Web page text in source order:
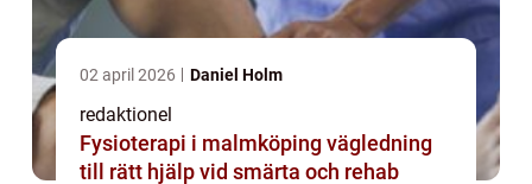
02 april 2026 Daniel Holm
redaktionel
Fysioterapi i malmköping vägledning
till rätt hjälp vid smärta och rehab